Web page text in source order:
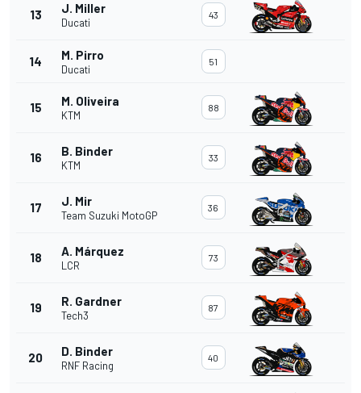
13 J. Miller
Ducati
43
14 M. Pirro
Ducati
51
15 M. Oliveira
KTM
88
16 B. Binder
KTM
33
17 J. Mir
Team Suzuki MotoGP
36
18 A. Márquez
LCR
73
19 R. Gardner
Tech3
87
20 D. Binder
RNF Racing
40